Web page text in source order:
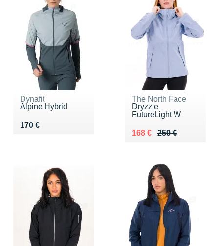
Dynafit
Alpine Hybrid
170 €
Vendu 170 €
The North Face
Dryzzle
FutureLight W
250 €
Au lieu de 250 €
168 €
Vendu 168 €